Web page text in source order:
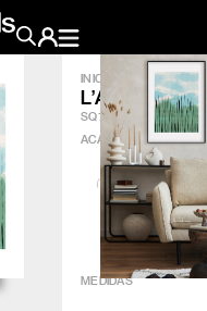
INICIO OBRA GRÁFICA
L’ART 4
SQ742
ACABADO
Artic Minimal
MEDIDAS